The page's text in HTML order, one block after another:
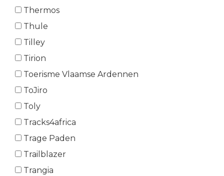
Thermos
Thule
Tilley
Tirion
Toerisme Vlaamse Ardennen
ToJiro
Toly
Tracks4africa
Trage Paden
Trailblazer
Trangia